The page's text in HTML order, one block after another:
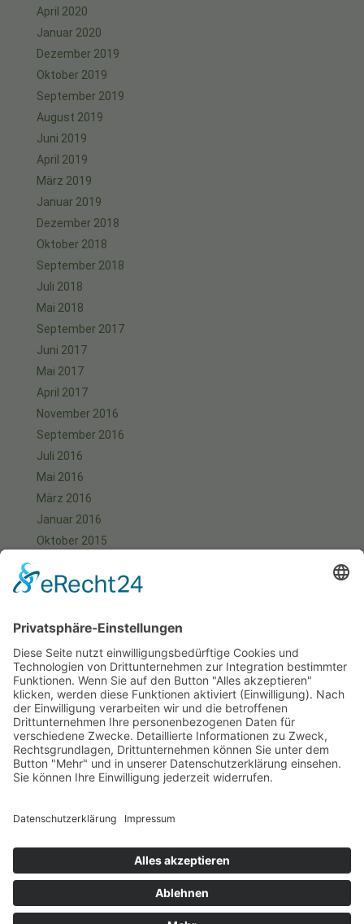
April 2020
Januar 2020
Dezember 2019
Oktober 2019
September 2019
August 2019
Juni 2019
April 2019
März 2019
Januar 2019
Dezember 2018
Oktober 2018
September 2018
Juli 2018
Mai 2018
September 2017
Juni 2017
Mai 2017
April 2017
November 2016
September 2016
Juli 2016
Mai 2016
März 2016
Januar 2016
Oktober 2015
August 2015
Juni 2015
Mai 2015
April 2015
März 2015
Januar 2015
Meta
Anmelden
Start Aktuell Fotos
Kontakt
Datenschutzerklärung